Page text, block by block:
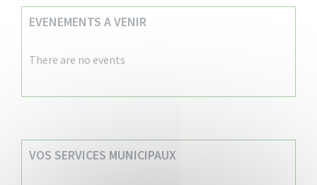
EVENEMENTS A VENIR
There are no events
VOS SERVICES MUNICIPAUX